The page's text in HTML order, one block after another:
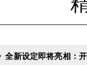
全新设定即将亮相：